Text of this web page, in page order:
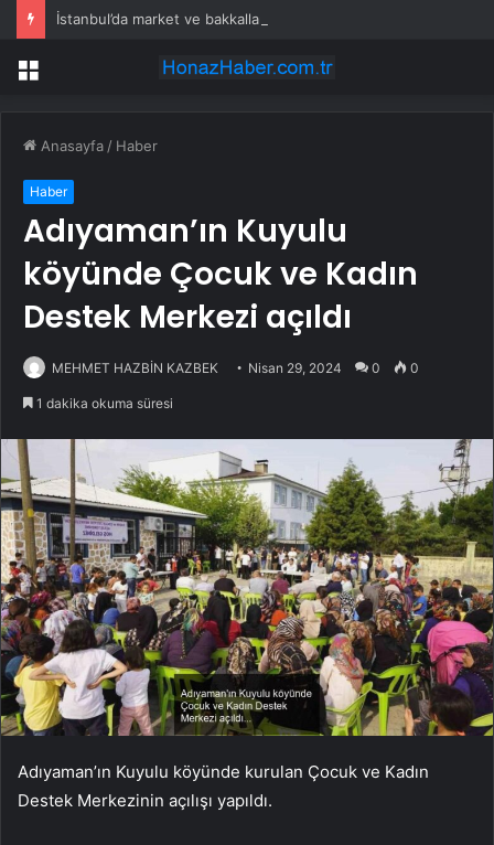
Menü
Anasayfa / Haber
Haber
Adıyaman’ın Kuyulu
köyünde Çocuk ve Kadın
Destek Merkezi açıldı
MEHMET HAZBİN KAZBEK Nisan 29, 2024 0 0
1 dakika okuma süresi
Adıyaman’ın Kuyulu köyünde kurulan Çocuk ve Kadın
Destek Merkezinin açılışı yapıldı.